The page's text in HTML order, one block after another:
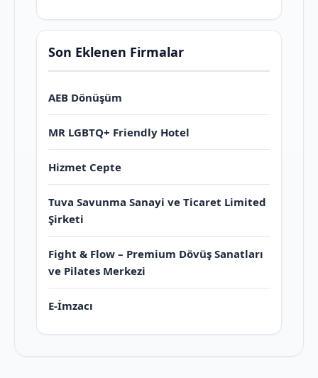
Son Eklenen Firmalar
AEB Dönüşüm
MR LGBTQ+ Friendly Hotel
Hizmet Cepte
Tuva Savunma Sanayi ve Ticaret Limited
Şirketi
Fight & Flow – Premium Dövüş Sanatları
ve Pilates Merkezi
E-İmzacı